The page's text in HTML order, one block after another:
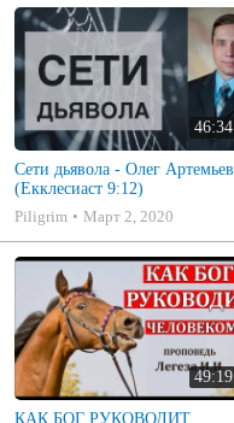
46:34
Сети дьявола - Олег Артемьев
(Екклесиаст 9:12)
Piligrim
Март 2, 2020
49:19
КАК БОГ РУКОВОДИТ